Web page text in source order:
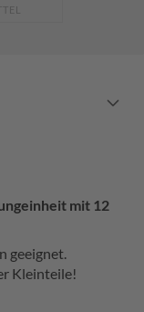
mit 12
geeignet.
Kleinteile!